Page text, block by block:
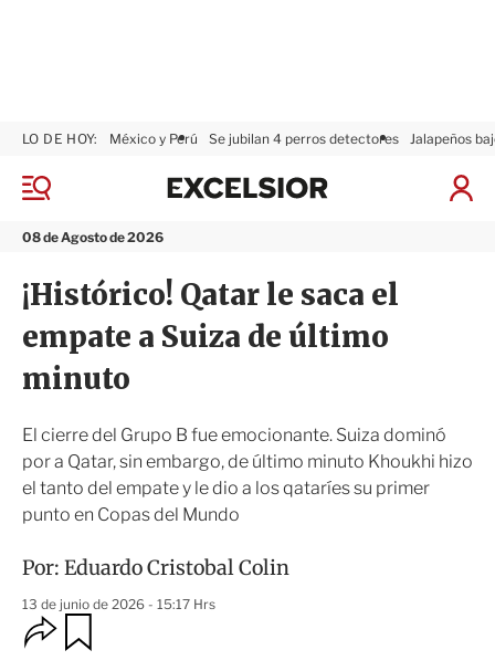
M
n
08 de Agosto de 2026
LO DE HOY: México y Perú Se jubilan 4 perros detectores Jalapeños
I
x
i
o
r
¡Histórico! Qatar le saca el
empate a Suiza de último
minuto
El cierre del Grupo B fue emocionante. Suiza dominó
por a Qatar, sin embargo, de último minuto Khoukhi hizo
el tanto del empate y le dio a los qataríes su primer
punto en Copas del Mundo
Por: Eduardo Cristobal Colin
13 de junio de 2026 - 15:17 Hrs
O
p